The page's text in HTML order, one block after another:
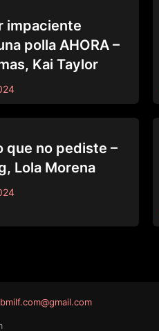
impaciente
polla AHORA –
Kai Taylor
que no pediste –
Lola Morena